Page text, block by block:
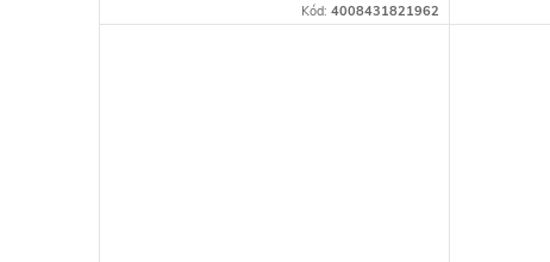
Kód:4008431821962